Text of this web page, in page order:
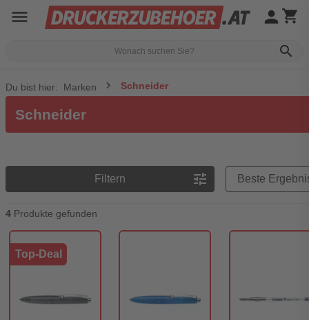
menu
search
person shopping_cart
Du bist hier: Marken Schneider
Schneider
Filtern tune
4 Produkte gefunden
Top-Deal